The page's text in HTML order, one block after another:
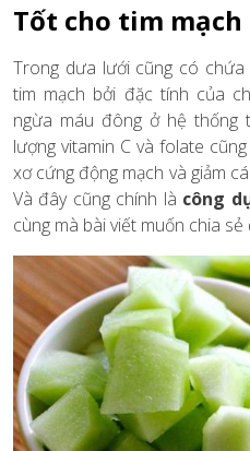
Tốt cho tim mạch
Trong dưa lưới cũng có
tim mạch bởi đặc tính của
ngừa máu đông ở hệ thống
lượng vitamin C và folate
xơ cứng động mạch và giảm
Và đây cũng chính là công
cùng mà bài viết muốn chia sẻ